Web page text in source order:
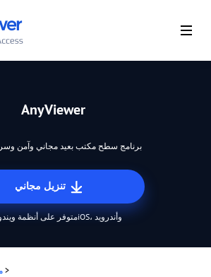
AnyViewer
برنامج سطح مكتب بعيد مجاني وآمن
متوفر على أنظمة ويندوز، وiOS، وأندرويد
>